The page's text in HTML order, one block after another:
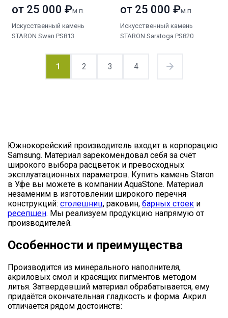
от 25 000 ₽м.п.
Искусственный камень
STARON Swan PS813
от 25 000 ₽м.п.
Искусственный камень
STARON Saratoga PS820
1 2 3 4
Южнокорейский производитель входит в корпорацию
Samsung. Материал зарекомендовал себя за счёт
широкого выбора расцветок и превосходных
эксплуатационных параметров. Купить камень Staron
в Уфе вы можете в компании AquaStone. Материал
незаменим в изготовлении широкого перечня
конструкций: столешниц, раковин, барных стоек и
ресепшен. Мы реализуем продукцию напрямую от
производителей.
Особенности и преимущества
Производится из минерального наполнителя,
акриловых смол и красящих пигментов методом
литья. Затвердевший материал обрабатывается, ему
придаётся окончательная гладкость и форма. Акрил
отличается рядом достоинств: